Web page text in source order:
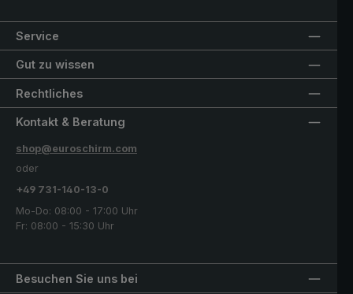
Service
Gut zu wissen
Rechtliches
Besuchen Sie uns bei
Kontakt & Beratung
shop@euroschirm.com
oder
+49 731-140-13-0
Mo-Do: 08:00 - 17:00 Uhr
Fr: 08:00 - 15:30 Uhr